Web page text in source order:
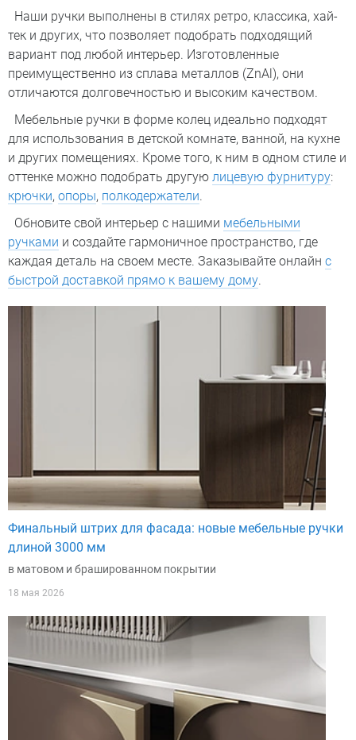
Наши ручки выполнены в стилях ретро, классика, хай-
тек и других, что позволяет подобрать подходящий
вариант под любой интерьер. Изготовленные
преимущественно из сплава металлов (ZnAl), они
отличаются долговечностью и высоким качеством.
Мебельные ручки в форме колец идеально подходят
для использования в детской комнате, ванной, на кухне
и других помещениях. Кроме того, к ним в одном стиле и
оттенке можно подобрать другую лицевую фурнитуру:
крючки, опоры, полкодержатели.
Обновите свой интерьер с нашими мебельными
ручками и создайте гармоничное пространство, где
каждая деталь на своем месте. Заказывайте онлайн с
быстрой доставкой прямо к вашему дому.
Финальный штрих для фасада: новые мебельные ручки
длиной 3000 мм
в матовом и брашированном покрытии
18 мая 2026